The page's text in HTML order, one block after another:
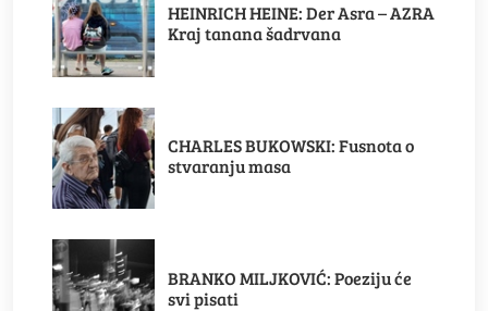
HEINRICH HEINE: Der Asra – AZRA
Kraj tanana šadrvana
CHARLES BUKOWSKI: Fusnota o
stvaranju masa
BRANKO MILJKOVIĆ: Poeziju će
svi pisati